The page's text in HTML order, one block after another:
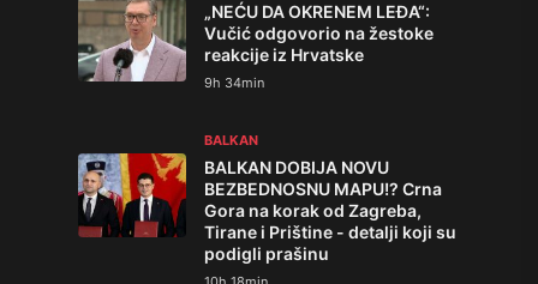
„NEĆU DA OKRENEM LEĐA“:
Vučić odgovorio na žestoke
reakcije iz Hrvatske
9h 34min
BALKAN
BALKAN DOBIJA NOVU
BEZBEDNOSNU MAPU!? Crna
Gora na korak od Zagreba,
Tirane i Prištine - detalji koji su
podigli prašinu